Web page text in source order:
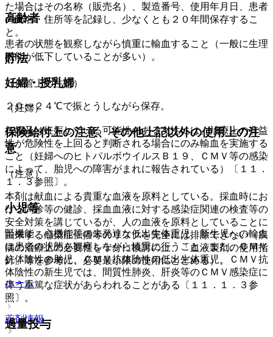
た場合はその名称（販売名）、製造番号、使用年月日、患者
の氏名・住所等を記録し、少なくとも２０年間保存するこ
と。
貯法
（保管上の注意）
２０〜２４℃で振とうしながら保存。
保険給付上の注意、その他上記以外の使用上の注
意
（注意）
本剤は献血による貴重な血液を原料としている。採血時にお
ける問診等の健診、採血血液に対する感染症関連の検査等の
安全対策を講じているが、人の血液を原料としていることに
由来する感染症伝播等のリスクを完全には排除できない（疾
病の治療上の必要性を十分に検討の上、「血液製剤の使用指
針」等を参考に、必要最小限の使用にとどめる）。
ホーム
薬剤情報
高齢者
患者の状態を観察しながら慎重に輸血すること（一般に生理
機能が低下していることが多い）。
妊婦・授乳婦
（妊婦）
妊婦又は妊娠している可能性のある女性には、治療上の有益
性が危険性を上回ると判断される場合にのみ輸血を実施する
こと（妊婦へのヒトパルボウイルスＢ１９、ＣＭＶ等の感染
によって、胎児への障害がまれに報告されている）〔１１．
１．３参照〕。
小児等
腎機能、心機能等の未発達な低出生体重児、新生児への輸血
は患者の状態を観察しながら慎重に行うこと。また、ＣＭＶ
抗体陰性の胎児、ＣＭＶ抗体陰性の低出生体重児、ＣＭＶ抗
体陰性の新生児では、間質性肺炎、肝炎等のＣＭＶ感染症に
伴う重篤な症状があらわれることがある〔１１．１．３参
照〕。
過量投与